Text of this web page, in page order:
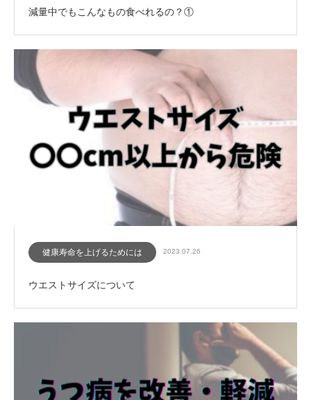
減量中でもこんなもの食べれるの？①
健康寿命を上げるためには 2023.07.26
ウエストサイズについて